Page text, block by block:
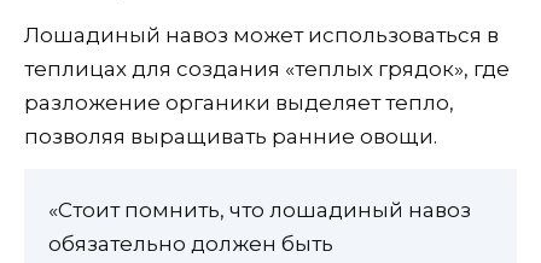
Лошадиный навоз может использоваться в
теплицах для создания «теплых грядок», где
разложение органики выделяет тепло,
позволяя выращивать ранние овощи.
«Стоит помнить, что лошадиный навоз
обязательно должен быть